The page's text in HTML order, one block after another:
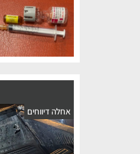
אחלה דיווחים